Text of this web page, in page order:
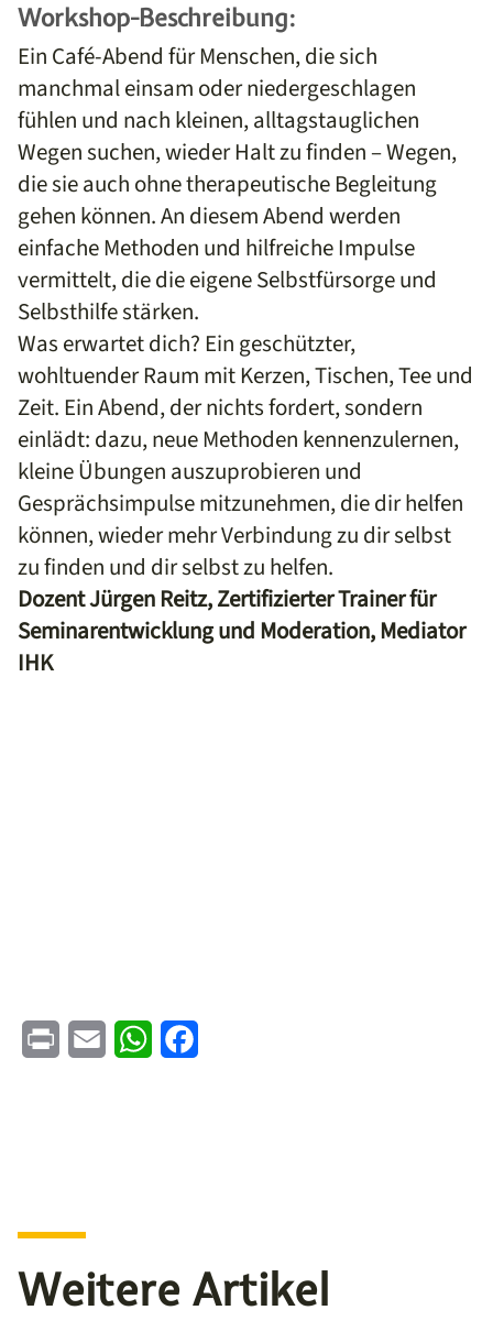
Workshop-Beschreibung:
Ein Café-Abend für Menschen, die sich
manchmal einsam oder niedergeschlagen
fühlen und nach kleinen, alltagstauglichen
Wegen suchen, wieder Halt zu finden – Wegen,
die sie auch ohne therapeutische Begleitung
gehen können. An diesem Abend werden
einfache Methoden und hilfreiche Impulse
vermittelt, die die eigene Selbstfürsorge und
Selbsthilfe stärken.
Was erwartet dich? Ein geschützter,
wohltuender Raum mit Kerzen, Tischen, Tee und
Zeit. Ein Abend, der nichts fordert, sondern
einlädt: dazu, neue Methoden kennenzulernen,
kleine Übungen auszuprobieren und
Gesprächsimpulse mitzunehmen, die dir helfen
können, wieder mehr Verbindung zu dir selbst
zu finden und dir selbst zu helfen.
Dozent Jürgen Reitz, Zertifizierter Trainer für
Seminarentwicklung und Moderation, Mediator
IHK
Print Email WhatsApp
Weitere Artikel